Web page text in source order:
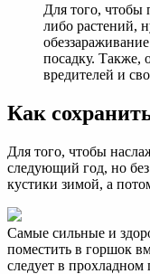
Для того, чтобы
либо растений,
посадку. Также,
вредителей и
Как
Для того, чтобы
следующий год, но
кустики зимой, а
Самые сильные и
поместить в горшок
следует в